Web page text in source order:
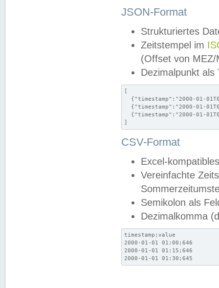
JSON-Format
Strukturiertes
Zeitstempel im
(Offset von MEZ/
Dezimalpunkt als
[
{"timestamp":"2000-01-
{"timestamp":"2000-01-
{"timestamp":"2000-01-
]
CSV-Format
Excel-
Vereinfachte
Semikolon als
Dezimalkomma
timestamp;value
2000-01-01 01:00;646
2000-01-01 01:15;646
2000-01-01 01:30;645